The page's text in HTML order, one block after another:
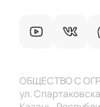
ОБЩЕСТВО С
ул.